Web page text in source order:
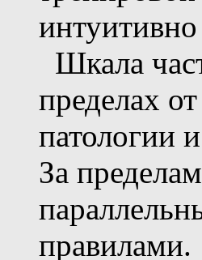
интуитивно
Шкала
пределах
патологии
За
правилами.